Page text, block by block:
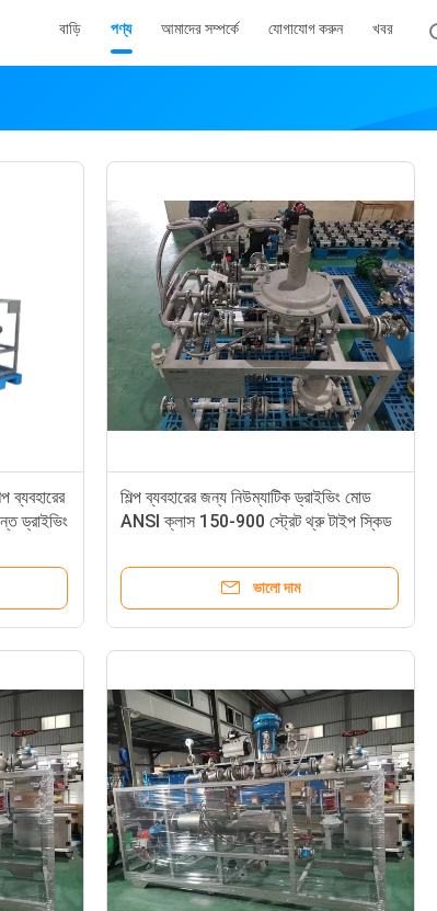
বাড়ি পণ্য আমাদের সম্পর্কে যোগাযোগ করুন খবর
ড্রাইভিং
শিল্প ব্যবহারের জন্য নিউম্যাটিক ড্রাইভিং মোড
ANSI ক্লাস 150-900 স্ট্রেট থ্রু টাইপ স্কিড
ভালো দাম